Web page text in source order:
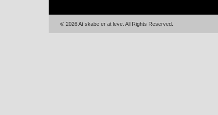
© 2026 At skabe er at leve. All Rights Reserved.